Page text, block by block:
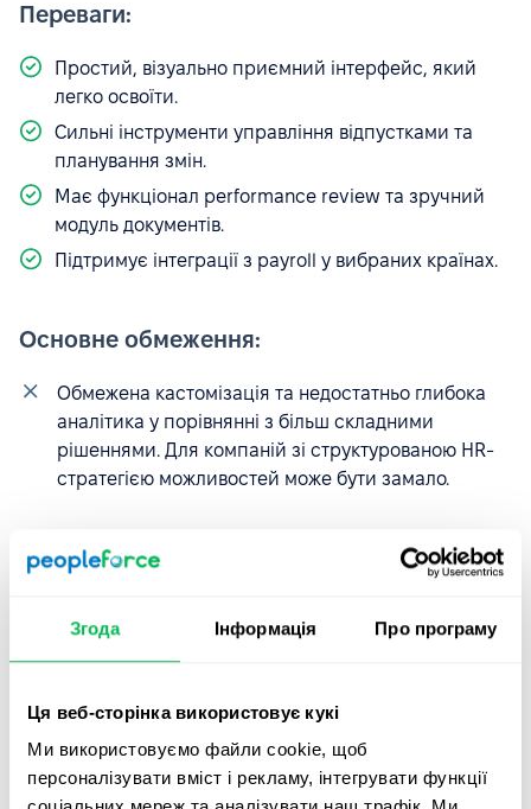
Згода Інформація Про програму
Ця веб-сторінка використовує кукі
Ми використовуємо файли cookie, щоб
персоналізувати вміст і рекламу, інтегрувати функції
Переваги:
Простий, візуально приємний інтерфейс, який
легко освоїти.
Сильні інструменти управління відпустками та
планування змін.
Має функціонал performance review та зручний
модуль документів.
Підтримує інтеграції з payroll у вибраних країнах.
Основне обмеження:
Обмежена кастомізація та недостатньо глибока
аналітика у порівнянні з більш складними
рішеннями. Для компаній зі структурованою HR-
стратегією можливостей може бути замало.
Ціна:
найкраще підходить малим та середнім компаніям,
яким потрібна HR- та рекрутингова система в одному